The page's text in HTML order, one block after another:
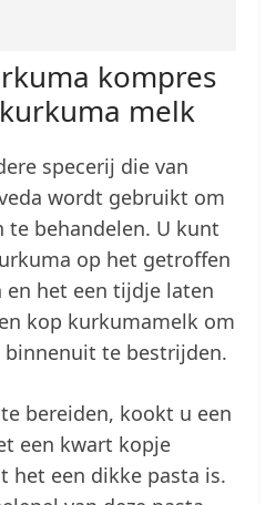
kompres
melk
specerij die van
wordt gebruikt om
behandelen. U kunt
op het getroffen
en het een tijdje laten
kop kurkumamelk om
te bestrijden.
bereiden, kookt u een
een kwart kopje
het een dikke pasta is.